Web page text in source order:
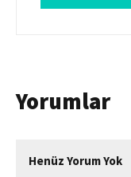
Yorumlar
Henüz Yorum Yok